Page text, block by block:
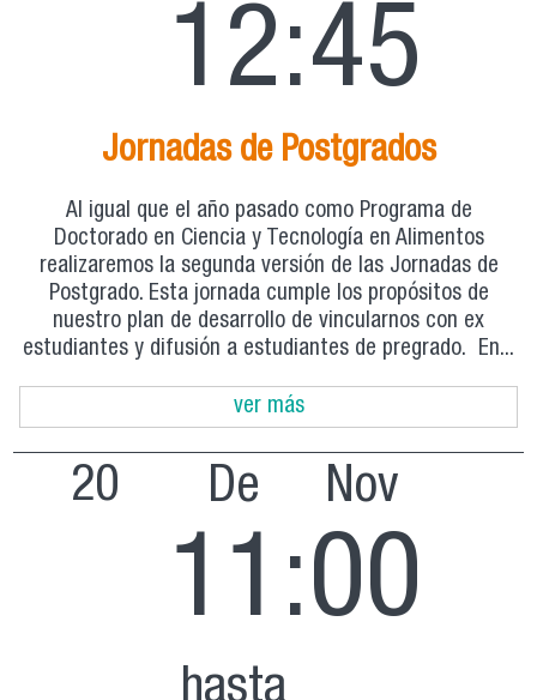
12:45
Jornadas de Postgrados
Al igual que el año pasado como Programa de
Doctorado en Ciencia y Tecnología en Alimentos
realizaremos la segunda versión de las Jornadas de
Postgrado. Esta jornada cumple los propósitos de
nuestro plan de desarrollo de vincularnos con ex
estudiantes y difusión a estudiantes de pregrado. En...
ver más
20 De
11:00
Nov